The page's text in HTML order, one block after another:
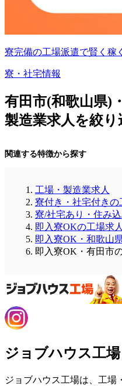
寮完備の工場派遣で賢く稼
寮・社宅情報
有田市(和歌山県)
製造業求人を絞り
関連する特徴から探す
工場・製造業求人
寮付き・社宅付きの
寮/社宅あり・住み
即入寮OKの工場求人
即入寮OK・和歌山
即入寮OK・有田市
ジョブハウス工場
ジョブハウス工場は、工場